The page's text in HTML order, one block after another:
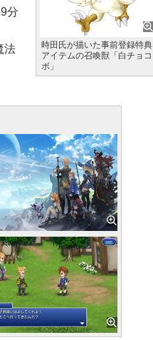
時田氏が描いた事前登録特典
アイテムの召喚獣「白チョコ
ボ」
分
法